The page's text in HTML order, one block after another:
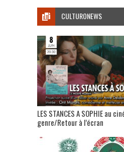
CULTURONEWS
LES STANCES A SOPHIE au
genre/Retour à l’écran